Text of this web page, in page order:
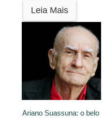
Leia Mais
Ariano Suassuna: o belo